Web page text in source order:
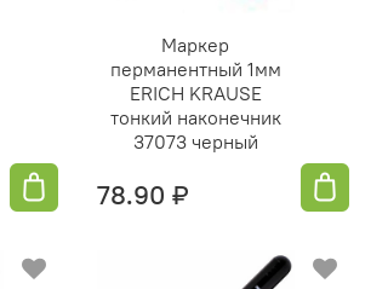
Маркер
перманентный 1мм
ERICH KRAUSE
тонкий наконечник
37073 черный
78.90 ₽